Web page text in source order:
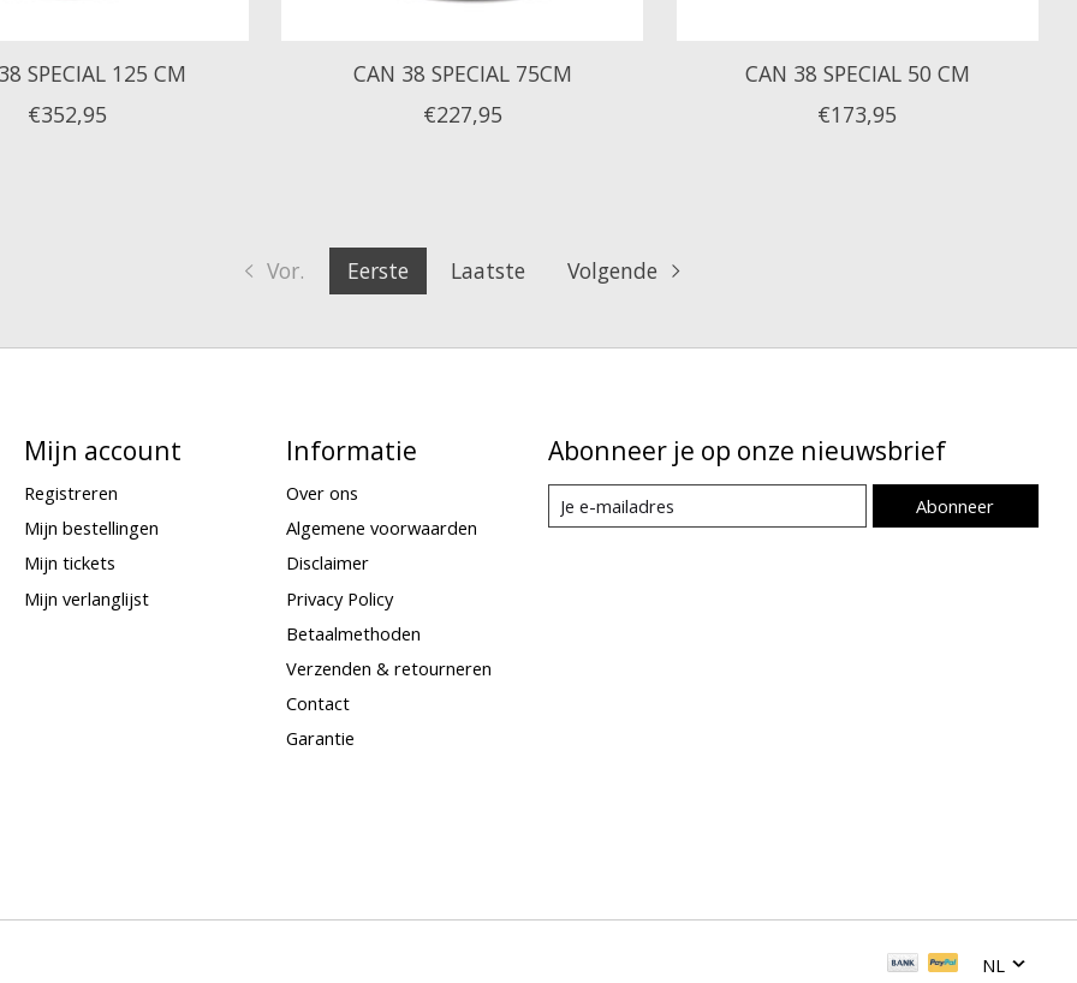
SPECIAL 125 CM
€352,95
CAN 38 SPECIAL 75CM
€227,95
CAN 38 SPECIAL 50 CM
€173,95
Vor. Eerste Laatste Volgende
Mijn account
Registreren
Mijn bestellingen
Mijn tickets
Mijn verlanglijst
Informatie
Over ons
Algemene voorwaarden
Disclaimer
Privacy Policy
Betaalmethoden
Verzenden & retourneren
Contact
Garantie
Abonneer je op onze nieuwsbrief
Abonneer
NL